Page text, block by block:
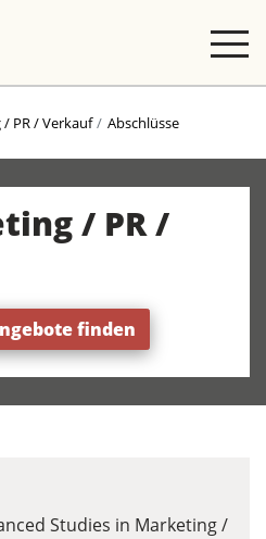
PR / Verkauf
Abschlüsse
/ PR /
finden
Studies in Marketing /